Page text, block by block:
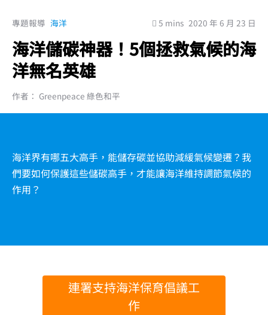
專題報導 海洋 5 mins 2020 年 6 月 23 日
海洋儲碳神器！5個拯救氣候的海
洋無名英雄
作者： Greenpeace 綠色和平
海洋界有哪五大高手，能儲存碳並協助減緩氣候變遷？我
們要如何保護這些儲碳高手，才能讓海洋維持調節氣候的
作用？
連署支持海洋保育倡議工
作